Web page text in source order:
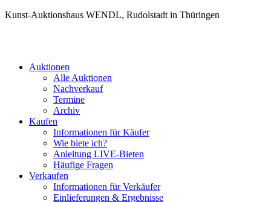
Kunst-Auktionshaus WENDL, Rudolstadt in Thüringen
Auktionen
Alle Auktionen
Nachverkauf
Termine
Archiv
Kaufen
Informationen für Käufer
Wie biete ich?
Anleitung LIVE-Bieten
Häufige Fragen
Verkaufen
Informationen für Verkäufer
Einlieferungen & Ergebnisse